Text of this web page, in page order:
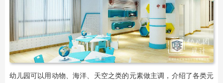
幼儿园可以用动物、海洋、天空之类的元素做主调，介绍了各类元